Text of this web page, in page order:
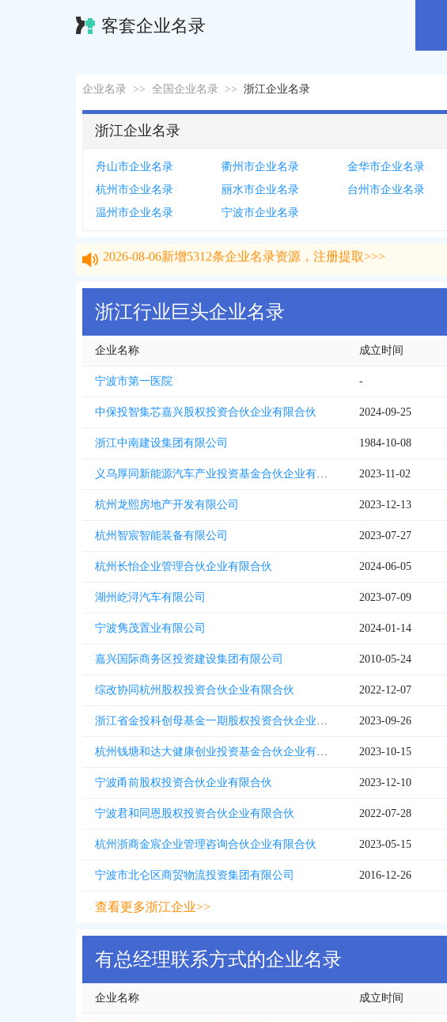
客套企业名录
企业名录 >> 全国企业名录 >> 浙江企业名录
浙江企业名录
舟山市企业名录 衢州市企业名录 金华市企业名录
杭州市企业名录
丽水市企业名录 台州市企业名录
温州市企业名录
宁波市企业名录
浙江行业巨头企业名录
企业名称 成立时间
宁波市第一医院 -
中保投智集芯嘉兴股权投资合伙企业有限合伙 2024-09-25
浙江中南建设集团有限公司 1984-10-08
义乌厚同新能源汽车产业投资基金合伙企业有限合伙 2023-11-02
杭州龙熙房地产开发有限公司 2023-12-13
杭州智宸智能装备有限公司 2023-07-27
杭州长怡企业管理合伙企业有限合伙 2024-06-05
湖州屹浔汽车有限公司 2023-07-09
宁波隽茂置业有限公司 2024-01-14
嘉兴国际商务区投资建设集团有限公司 2010-05-24
综改协同杭州股权投资合伙企业有限合伙 2022-12-07
浙江省金投科创母基金一期股权投资合伙企业有限合伙 2023-09-26
杭州钱塘和达大健康创业投资基金合伙企业有限合伙 2023-10-15
宁波甬前股权投资合伙企业有限合伙 2023-12-10
宁波君和同恩股权投资合伙企业有限合伙 2022-07-28
杭州浙商金宸企业管理咨询合伙企业有限合伙 2023-05-15
宁波市北仑区商贸物流投资集团有限公司 2016-12-26
查看更多浙江企业>>
有总经理联系方式的企业名录
企业名称 成立时间